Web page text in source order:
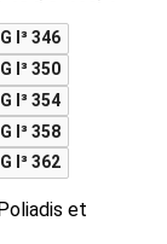
IG I³ 346
IG I³ 350
IG I³ 354
IG I³ 358
IG I³ 362
et